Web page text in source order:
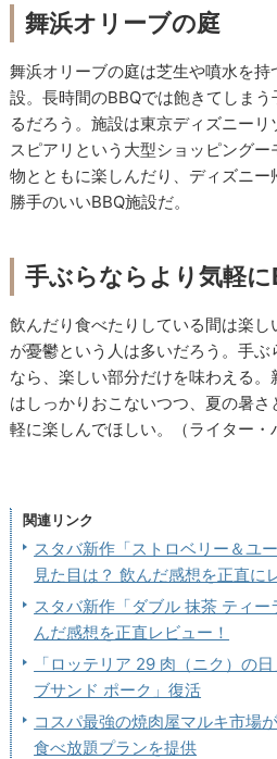
舞浜オリーブの庭
舞浜オリーブの庭は芝生や噴水を
設。長時間のBBQでは飽きてしま
るだろう。施設は東京ディズニー
スピアリという大型ショッピング
物とともに楽しんだり、ディズニ
勝手のいいBBQ施設だ。
手ぶらならより気軽
飲んだり食べたりしている間は楽
が憂鬱という人は多いだろう。手
なら、楽しい部分だけを味わえる
はしっかりおこないつつ、夏の暑
軽に楽しんでほしい。（ライター・
関連リンク
スタバ新作「ストロベリー＆ユ
見た目は？ 飲んだ感想を正直に
スタバ新作「ダブル 抹茶 ティ
んだ感想を正直レビュー！
「ロッテリア 29 肉（ニク）の
ブサンド ポーク」復活
コスパ最強の焼肉屋マルキ市
食べ放題プランを提供